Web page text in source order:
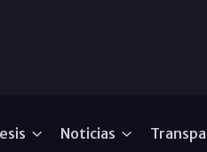
Noticias